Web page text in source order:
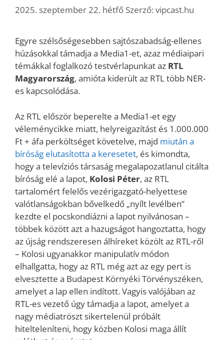
2025. szeptember 22. hétfő Szerző: vipcast.hu
Egyre szélsőségesebben sajtószabadság-ellenes
húzásokkal támadja a Media1-et, azaz médiaipari
témákkal foglalkozó testvérlapunkat az RTL
Magyarország, amióta kiderült az RTL több NER-
es kapcsolódása.
Az RTL először beperelte a Media1-et egy
véleménycikke miatt, helyreigazítást és 1.000.000
Ft + áfa perköltséget követelve, majd miután a
bíróság elutasította a keresetet, és kimondta,
hogy a televíziós társaság megalapozatlanul citálta
bíróság elé a lapot, Kolosi Péter, az RTL
tartalomért felelős vezérigazgató-helyettese
valótlanságokban bővelkedő „nyílt levélben”
kezdte el pocskondiázni a lapot nyilvánosan –
többek között azt a hazugságot hangoztatta, hogy
az újság rendszeresen álhíreket közölt az RTL-ről
– Kolosi ugyanakkor manipulatív módon
elhallgatta, hogy az RTL még azt az egy pert is
elvesztette a Budapest Környéki Törvényszéken,
amelyet a lap ellen indított. Vagyis valójában az
RTL-es vezető úgy támadja a lapot, amelyet a
nagy médiatröszt sikertelenül próbált
hitelteleníteni, hogy közben Kolosi maga állít